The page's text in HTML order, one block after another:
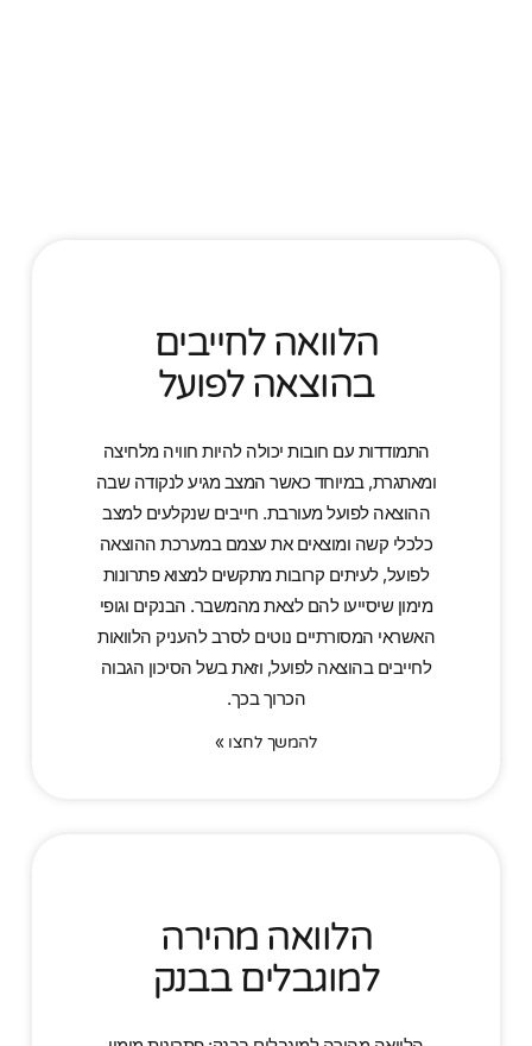
הלוואה לחייבים
בהוצאה לפועל
התמודדות עם חובות יכולה להיות חוויה מלחיצה
ומאתגרת, במיוחד כאשר המצב מגיע לנקודה שבה
ההוצאה לפועל מעורבת. חייבים שנקלעים למצב
כלכלי קשה ומוצאים את עצמם במערכת ההוצאה
לפועל, לעיתים קרובות מתקשים למצוא פתרונות
מימון שיסייעו להם לצאת מהמשבר. הבנקים וגופי
האשראי המסורתיים נוטים לסרב להעניק הלוואות
לחייבים בהוצאה לפועל, וזאת בשל הסיכון הגבוה
הכרוך בכך.
להמשך לחצו »
הלוואה מהירה
למוגבלים בבנק